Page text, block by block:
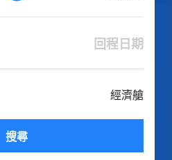
回程日期
經濟艙
搜尋